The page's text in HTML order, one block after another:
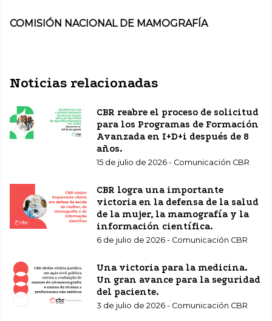
COMISIÓN NACIONAL DE MAMOGRAFÍA
Noticias relacionadas
CBR reabre el proceso de solicitud
para los Programas de Formación
Avanzada en I+D+i después de 8
años.
15 de julio de 2026 - Comunicación CBR
CBR logra una importante
victoria en la defensa de la salud
de la mujer, la mamografía y la
información científica.
6 de julio de 2026 - Comunicación CBR
Una victoria para la medicina.
Un gran avance para la seguridad
del paciente.
3 de julio de 2026 - Comunicación CBR